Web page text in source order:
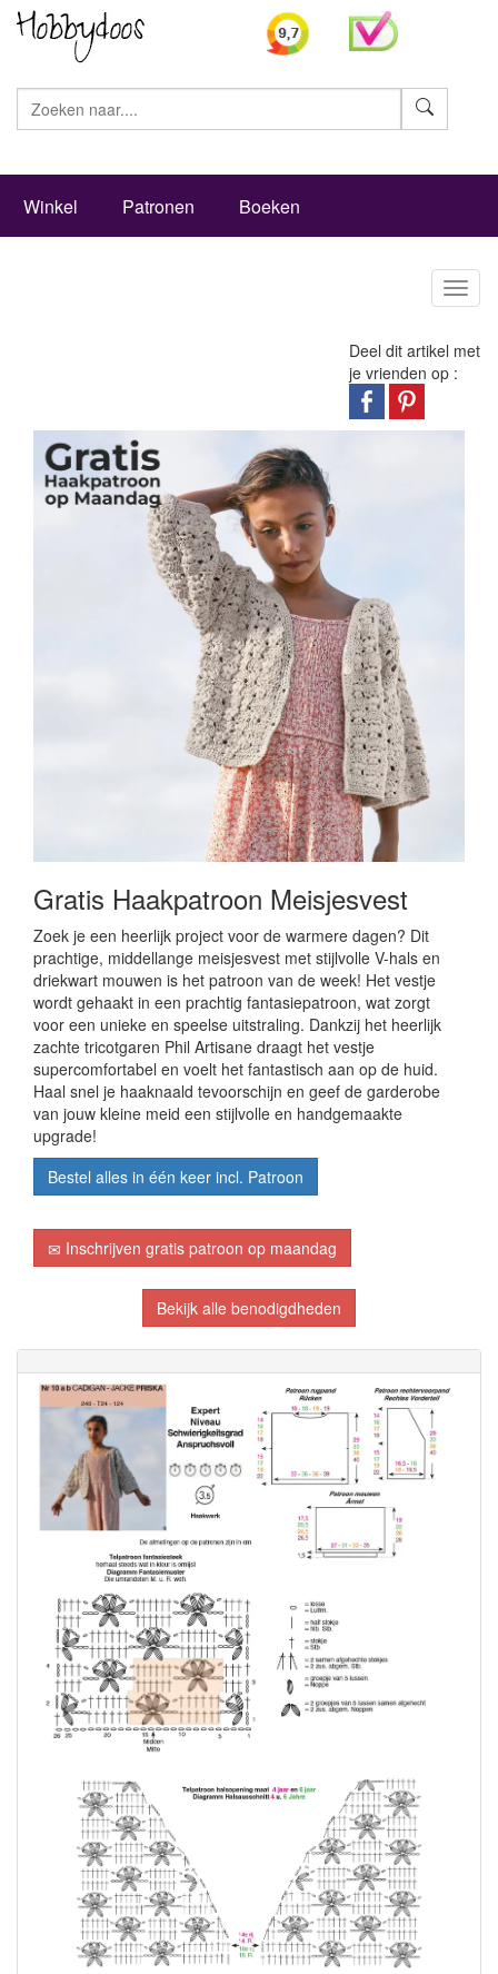
Winkel Patronen Boeken
Deel dit artikel met
je vrienden op :
Gratis Haakpatroon Meisjesvest
Zoek je een heerlijk project voor de warmere dagen? Dit
prachtige, middellange meisjesvest met stijlvolle V-hals en
driekwart mouwen is het patroon van de week! Het vestje
wordt gehaakt in een prachtig fantasiepatroon, wat zorgt
voor een unieke en speelse uitstraling. Dankzij het heerlijk
zachte tricotgaren Phil Artisane draagt het vestje
supercomfortabel en voelt het fantastisch aan op de huid.
Haal snel je haaknaald tevoorschijn en geef de garderobe
van jouw kleine meid een stijlvolle en handgemaakte
upgrade!
Bestel alles in één keer incl. Patroon
Inschrijven gratis patroon op maandag
Bekijk alle benodigdheden